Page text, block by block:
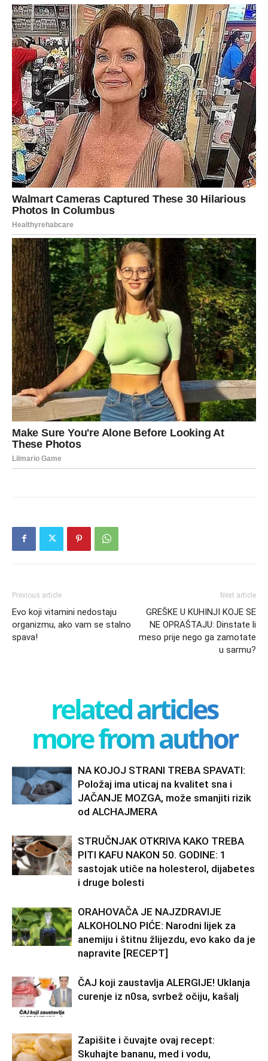
Previous article
Evo koji vitamini nedostaju
organizmu, ako vam se stalno
spava!
Next article
GREŠKE U KUHINJI KOJE SE
NE OPRAŠTAJU: Dinstate li
meso prije nego ga zamotate
u sarmu?
related articles
more from author
NA KOJOJ STRANI TREBA SPAVATI:
Položaj ima uticaj na kvalitet sna i
JAČANJE MOZGA, može smanjiti rizik
od ALCHAJMERA
STRUČNJAK OTKRIVA KAKO TREBA
PITI KAFU NAKON 50. GODINE: 1
sastojak utiče na holesterol, dijabetes
i druge bolesti
ORAHOVAČA JE NAJZDRAVIJE
ALKOHOLNO PIĆE: Narodni lijek za
anemiju i štitnu žlijezdu, evo kako da je
napravite [RECEPT]
ČAJ koji zaustavlja ALERGIJE! Uklanja
curenje iz n0sa, svrbež očiju, kašalj
Zapišite i čuvajte ovaj recept:
Skuhajte bananu, med i vodu,